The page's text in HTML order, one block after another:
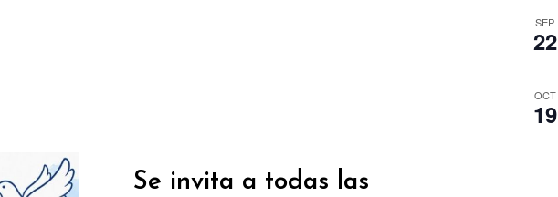
Se invita a todas las
SEP
22
OCT
19